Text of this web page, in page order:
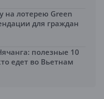
на лотерею Green
для граждан
полезные 10
едет во Вьетнам